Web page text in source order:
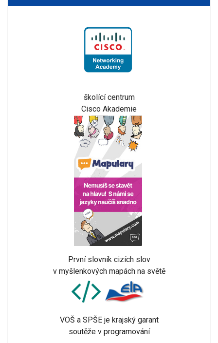
školící centrum
Cisco Akademie
První slovník cizích slov
v myšlenkových mapách na světě
VOŠ a SPŠE je krajský garant
soutěže v programování